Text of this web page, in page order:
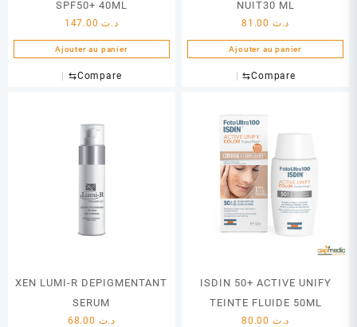
SPF50+ 40ML
د.ت147.00
Ajouter au panier
⇆Compare
NUIT30 ML
د.ت
Ajouter au panier
⇆Compare
XEN LUMI-R DEPIGMENTANT
SERUM
د.ت
ISDIN 50+ ACTIVE UNIFY
TEINTE FLUIDE 50ML
د.ت